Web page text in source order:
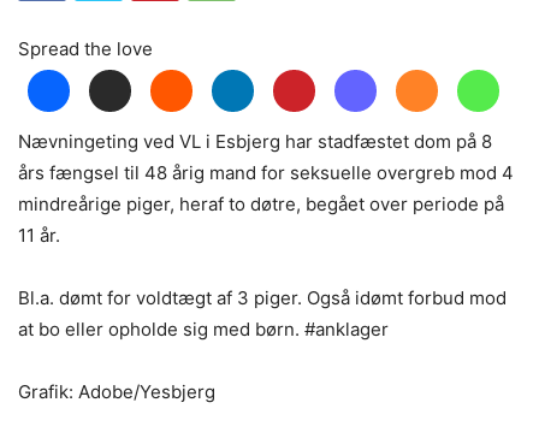
Spread the love
Nævningeting ved VL i Esbjerg har stadfæstet dom på 8
års fængsel til 48 årig mand for seksuelle overgreb mod 4
mindreårige piger, heraf to døtre, begået over periode på
11 år.
Bl.a. dømt for voldtægt af 3 piger. Også idømt forbud mod
at bo eller opholde sig med børn. #anklager
Grafik: Adobe/Yesbjerg